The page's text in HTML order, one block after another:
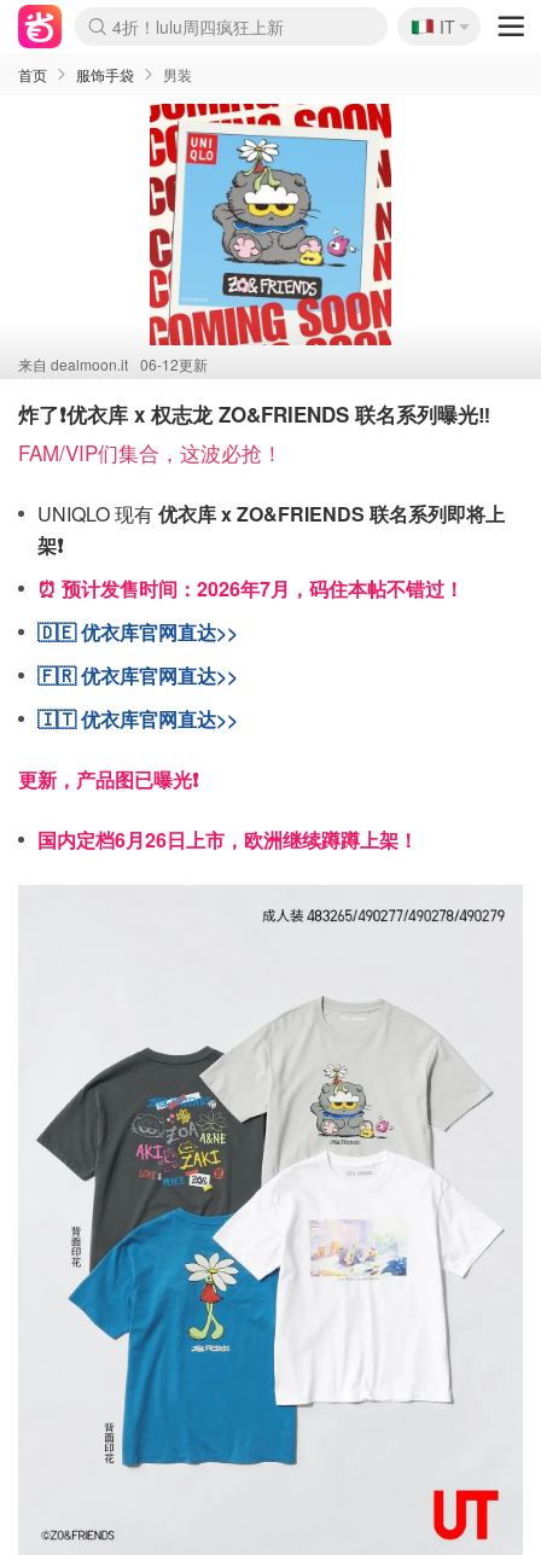
Boticinal 夏促开抢！
4折！lulu周四疯狂上新
速领！Stanley独家85折
Zalando 奥莱闪促！每日更新
🇮🇹
IT
首页 服饰手袋 男装
来自 dealmoon.it 06-12更新
炸了❗️优衣库 x 权志龙 ZO&FRIENDS 联名系列曝光‼️
FAM/VIP们集合，这波必抢！
UNIQLO 现有优衣库 x ZO&FRIENDS 联名系列即将上
架❗️
⏰ 预计发售时间：2026年7月，码住本帖不错过！
🇩🇪 优衣库官网直达>>
🇫🇷 优衣库官网直达>>
🇮🇹 优衣库官网直达>>
更新，产品图已曝光❗️
国内定档6月26日上市，欧洲继续蹲蹲上架！